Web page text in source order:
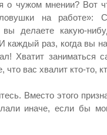
о чужом мнении? Вот
на работе»:
делаете какую-
каждый раз, когда вы
Хватит заниматься
что вас хвалит кто-то,
Вместо этого
иначе, если бы